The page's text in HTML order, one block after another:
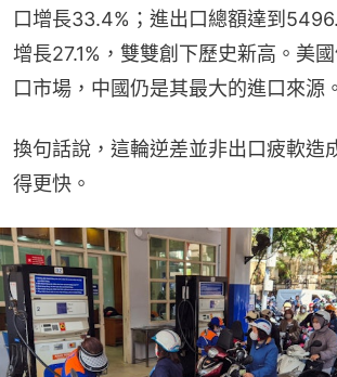
口增長33.4%；進出口總額達到
增長27.1%，雙雙創下歷史新高。美
口市場，中國仍是其最大的進口來源。
換句話說，這輪逆差並非出口疲軟造
得更快。